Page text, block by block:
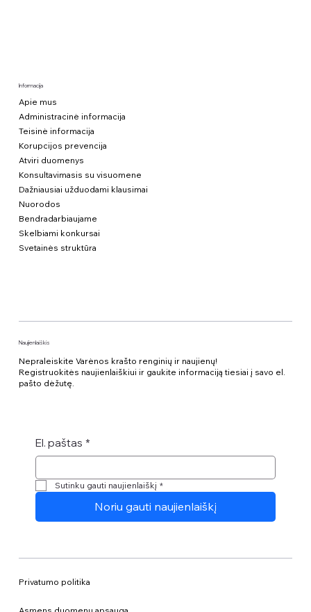
Informacija
Apie mus
Administracinė informacija
Teisinė informacija
Korupcijos prevencija
Atviri duomenys
Konsultavimasis su visuomene
Dažniausiai užduodami klausimai
Nuorodos
Bendradarbiaujame
Skelbiami konkursai
Svetainės struktūra
Naujienlaiškis
Nepraleiskite Varėnos krašto renginių ir naujienų!
Registruokitės naujienlaiškiui ir gaukite informaciją tiesiai į savo el.
pašto dėžutę.
El. paštas *
Sutinku gauti naujienlaiškį *
Noriu gauti naujienlaiškį
Privatumo politika